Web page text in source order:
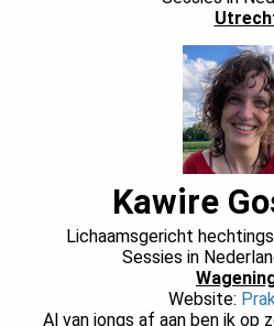
Kawire
Lichaamsgericht
Sessies in
Website:
Al van jongs af aan ben ik op